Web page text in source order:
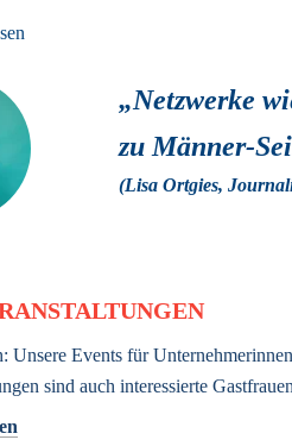
„Netzwerke
zu Männer-
(Lisa Ortgies,
Unsere Events für
sind auch interessierte